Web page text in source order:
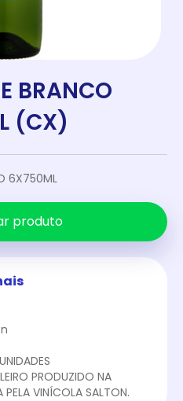
BRANCO
(CX)
6X750ML
produto
PRODUZIDO NA
PELA VINÍCOLA SALTON.